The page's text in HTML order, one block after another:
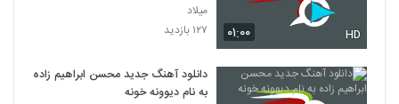
1145
محسن بهمنی آهنگ کیفم کوکه
۳۷۹ بازدید
۰۱:۰۰ HD
میلاد
۱۲۷ بازدید
دانلود آهنگ جدید محسن ابراهیم زاده
به نام دیوونه خونه